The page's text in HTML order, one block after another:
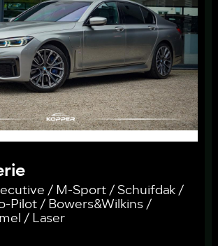
/ M-Sport / Schuifdak /
Pilot / Bowers&Wilkins /
/ Laser